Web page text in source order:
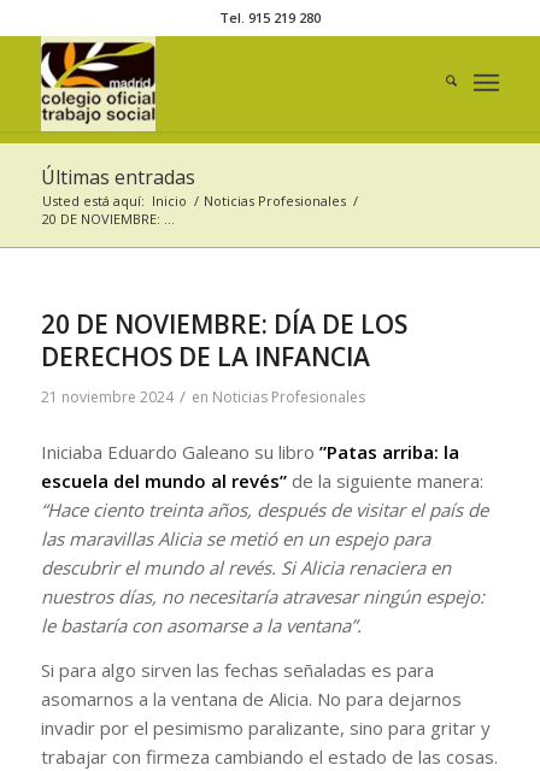
Tel. 915 219 280
Últimas entradas
Usted está aquí: Inicio / Noticias Profesionales /
20 DE NOVIEMBRE: ...
20 DE NOVIEMBRE: DÍA DE LOS
DERECHOS DE LA INFANCIA
21 noviembre 2024 / en Noticias Profesionales
Iniciaba Eduardo Galeano su libro ”Patas arriba: la
escuela del mundo al revés” de la siguiente manera:
“Hace ciento treinta años, después de visitar el país de
las maravillas Alicia se metió en un espejo para
descubrir el mundo al revés. Si Alicia renaciera en
nuestros días, no necesitaría atravesar ningún espejo:
le bastaría con asomarse a la ventana”.
Si para algo sirven las fechas señaladas es para
asomarnos a la ventana de Alicia. No para dejarnos
invadir por el pesimismo paralizante, sino para gritar y
trabajar con firmeza cambiando el estado de las cosas.